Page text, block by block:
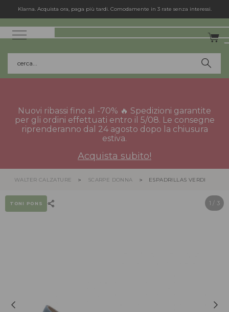
Spedizione gratuita in Italia per gli ordini superiori a 75€.
cerca...
Nuovi ribassi fino al -70% 🔥 Spedizioni garantite
per gli ordini effettuati entro il 5/08. Le consegne
riprenderanno dal 24 agosto dopo la chiusura
estiva.
Acquista subito!
WALTER CALZATURE SCARPE DONNA ESPADRILLAS VERDI
1 / 3
TONI PONS